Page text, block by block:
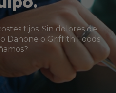
fijos. Sin dolores de
Danone o Griffith Foods